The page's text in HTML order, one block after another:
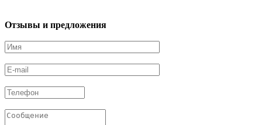
Отзывы и предложения